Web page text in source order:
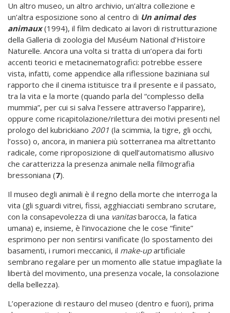
Un altro museo, un altro archivio, un’altra collezione e
un’altra esposizione sono al centro di Un animal des
animaux(1994), il film dedicato ai lavori di ristrutturazione
della Galleria di zoologia del Muséum National d’Histoire
Naturelle. Ancora una volta si tratta di un’opera dai forti
accenti teorici e metacinematografici: potrebbe essere
vista, infatti, come appendice alla riflessione baziniana sul
rapporto che il cinema istituisce tra il presente e il passato,
tra la vita e la morte (quando parla del “complesso della
mummia”, per cui si salva l’essere attraverso l’apparire),
oppure come ricapitolazione/rilettura dei motivi presenti nel
prologo del kubrickiano 2001 (la scimmia, la tigre, gli occhi,
l’osso) o, ancora, in maniera più sotterranea ma altrettanto
radicale, come riproposizione di quell’automatismo allusivo
che caratterizza la presenza animale nella filmografia
bressoniana (7).
Il museo degli animali è il regno della morte che interroga la
vita (gli sguardi vitrei, fissi, agghiacciati sembrano scrutare,
con la consapevolezza di una vanitasbarocca, la fatica
umana) e, insieme, è l’invocazione che le cose “finite”
esprimono per non sentirsi vanificate (lo spostamento dei
basamenti, i rumori meccanici, il make-upartificiale
sembrano regalare per un momento alle statue impagliate la
libertà del movimento, una presenza vocale, la consolazione
della bellezza).
L’operazione di restauro del museo (dentro e fuori), prima